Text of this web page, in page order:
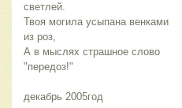
светлей.
Твоя могила усыпана венками
из роз,
А в мыслях страшное слово
"передоз!"
декабрь 2005год